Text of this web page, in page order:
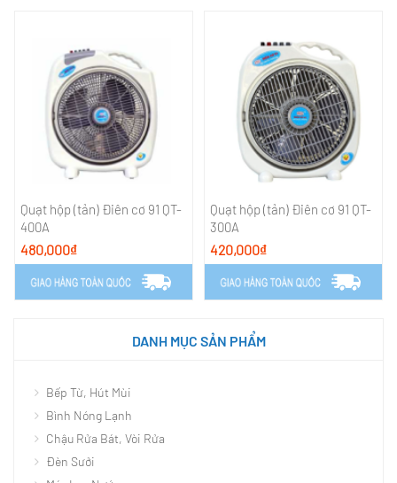
Quạt hộp (tản) Điên cơ 91 QT-
400A
480,000₫
Quạt hộp (tản) Điên cơ 91 QT-
300A
420,000₫
DANH MỤC SẢN PHẨM
Bếp Từ, Hút Mùi
Bình Nóng Lạnh
Chậu Rửa Bát, Vòi Rửa
Đèn Sưởi